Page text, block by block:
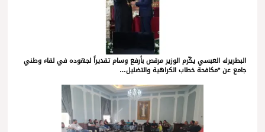
البطريرك العبسي يكّرم الوزير مرقص بأرفع وسام تقديراً لجهوده في لقاء وطني
جامع عن *مكافحة خطاب الكراهية والتضليل…